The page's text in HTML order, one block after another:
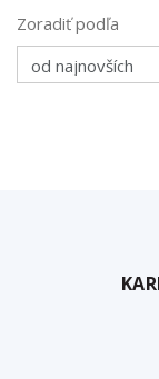
Zoradiť podľa